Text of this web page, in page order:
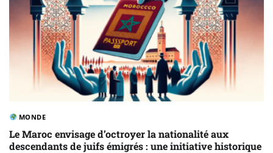
MONDE
Le Maroc envisage d’octroyer la nationalité aux
descendants de juifs émigrés : une initiative historique